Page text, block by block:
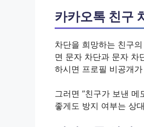
카카오톡 친구
차단을 희망하는 친구
면 문자 차단과 문자 차
하시면 프로필 비공개
그러면 ”친구가 보낸
좋게도 방지 여부는 상